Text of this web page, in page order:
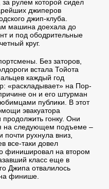
рулем которой сидел
джиперов
джип-клуба.
машина доехала до
и под ободрительные
круг.
Без заторов,
встала Тойота
каждый год
«раскладывает» на Пор-
он и его штурман
публики. В этот
эвакуатора
продолжить гонку. Они
на следующем подъеме –
рухнула вниз,
все-таки довел
финишировал на втором
класс еще в
Джипа отвалилось
финише.